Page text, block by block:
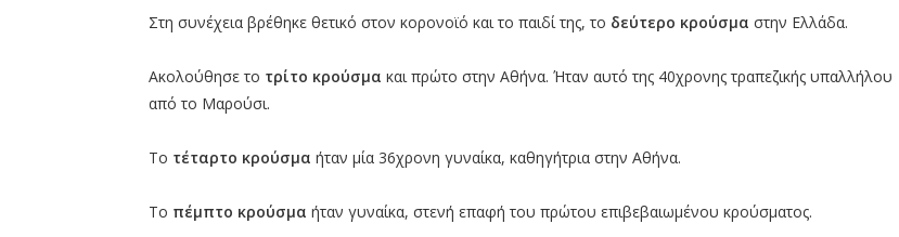
Στη συνέχεια βρέθηκε θετικό στον κορονοϊό και το παιδί της, το δεύτερο κρούσμα στην Ελλάδα.
Ακολούθησε το τρίτο κρούσμα και πρώτο στην Αθήνα. Ήταν αυτό της 40χρονης τραπεζικής υπαλλήλου
από το Μαρούσι.
Το τέταρτο κρούσμα ήταν μία 36χρονη γυναίκα, καθηγήτρια στην Αθήνα.
Το πέμπτο κρούσμα ήταν γυναίκα, στενή επαφή του πρώτου επιβεβαιωμένου κρούσματος.